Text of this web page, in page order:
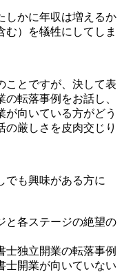
しかに年収は増えるか
む）を犠牲にしてしま
ことですが、決して表
転落事例をお話し、
が向いている方がどう
の厳しさを皮肉交じり
でも興味がある方に
と各ステージの絶望の
士独立開業の転落事例
士開業が向いていない